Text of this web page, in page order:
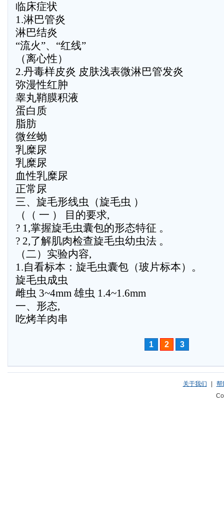
临床症状
1.淋巴管炎
淋巴结炎
“流火”、“红线”
（离心性）
2.丹毒样皮炎 皮肤浅表微淋巴管发炎
弥漫性红肿
睾丸鞘膜积液
蛋白质
脂肪
微丝蚴
乳糜尿
乳糜尿
血性乳糜尿
正常尿
三、旋毛形线虫（旋毛虫 ）
（（ 一 ） 目的要求,
? 1,掌握旋毛虫囊包的形态特征 。
? 2,了解肌肉检查旋毛虫幼虫法 。
（二）实验内容,
1.自看标本：旋毛虫囊包（玻片标本）。
旋毛虫成虫
雌虫 3~4mm 雄虫 1.4~1.6mm
一、形态,
吃烤羊肉串
1 2 3
关于我们
帮